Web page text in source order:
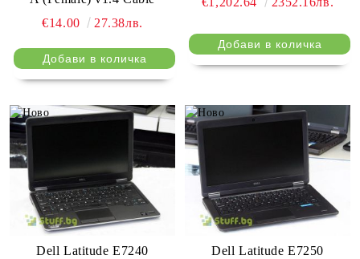
€14.00
27.38лв.
Dell Latitude E7240
Dell Latitude E7250